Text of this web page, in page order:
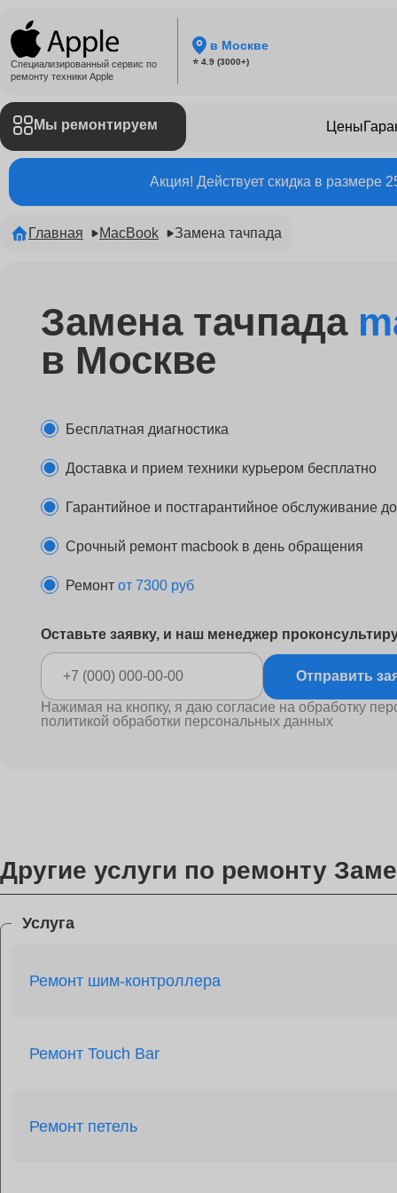
Специализированный сервис по
ремонту техники Apple
в Москве
⭐ 4.9 (3000+)
Мы ремонтируем Цены
Акция! Действует скидка в
Главная MacBook Замена тачпада
Замена тачпада
в Москве
Бесплатная диагностика
Доставка и прием техники курьером бесплатно
Гарантийное и постгарантийное обслуживание
Срочный ремонт macbook в день обращения
Ремонт от 7300 руб
Оставьте заявку, и наш менеджер
Нажимая на кнопку, я даю согласие на обработку
политикой обработки персональных данных
Другие услуги по ремонту
Услуга
Ремонт шим-контроллера
Ремонт Touch Bar
Ремонт петель